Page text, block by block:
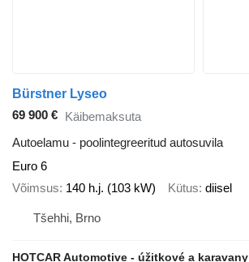
Bürstner Lyseo
69 900 € Käibemaksuta
Autoelamu - poolintegreeritud autosuvila
Euro 6
Võimsus 140 h.j. (103 kW) Kütus diisel
Tšehhi, Brno
HOTCAR Automotive - úžitkové a karavany